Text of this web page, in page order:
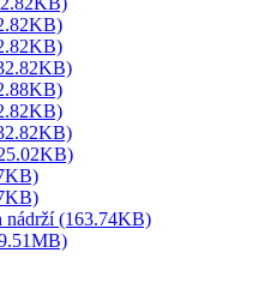
nádrží (163.74KB)